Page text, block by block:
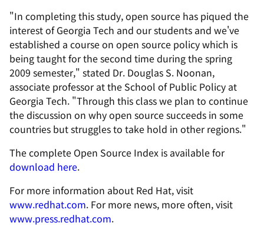
"In completing this study, open source has piqued the
interest of Georgia Tech and our students and we've
established a course on open source policy which is
being taught for the second time during the spring
2009 semester," stated Dr. Douglas S. Noonan,
associate professor at the School of Public Policy at
Georgia Tech. "Through this class we plan to continue
the discussion on why open source succeeds in some
countries but struggles to take hold in other regions."
The complete Open Source Index is available for
download here.
For more information about Red Hat, visit
www.redhat.com. For more news, more often, visit
www.press.redhat.com.